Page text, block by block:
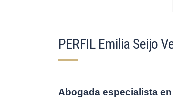
PERFIL Emilia Seijo
Abogada especialista